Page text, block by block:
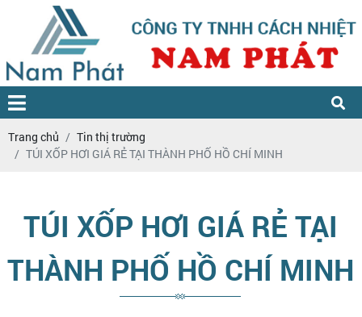
Trang chủ
Tin thị trường
TÚI XỐP HƠI GIÁ RẺ TẠI THÀNH PHỐ HỒ CHÍ MINH
TÚI XỐP HƠI GIÁ RẺ TẠI
THÀNH PHỐ HỒ CHÍ MINH